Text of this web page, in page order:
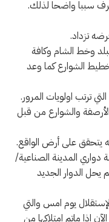
سببا واضحا لذلك.
تزداد.
وخط الشام وكافة
الشوارع كما وعد
ترتب اولويات المرور.
والشوارع من قبل
يتحقق على أرض الواقع.
المدينة الصناعية/
الدوار الجديد
يوم امس والتي
اذا ماتم امتلاكها من